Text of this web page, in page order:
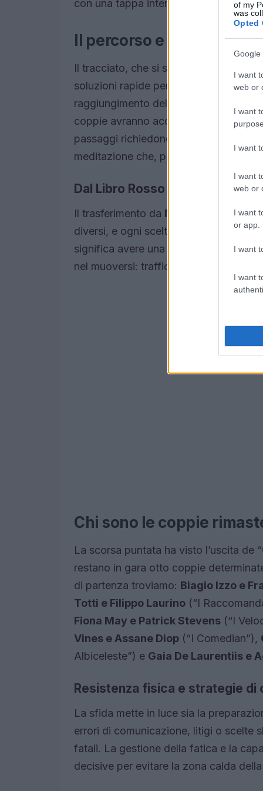
of my
was
Opted
Google
I want
web or
I want
I want
I want
web or
I want
or app.
I want
I want
con una tappa intermedia a
Surakarta
Il percorso e le prove
Il tracciato, che si snoda tra strade
soluzioni rapide per muoversi e
raggiungimento del cosiddetto
coppie avranno accesso alla
Prova
passaggi richiedono concentrazione e
meditazione che, paradossalmente,
Dal Libro Rosso alla meta di
Il trasferimento da Madiun
diversi, e ogni scelta logistica può fare
significa avere una sicurezza
nel muoversi: traffico, clima e
Chi sono le coppie
La scorsa puntata ha visto l’uscita de “
restano in gara otto coppie
di partenza troviamo: Biagio Izzo e
Totti e Filippo Laurino (“I
Fiona May e Patrick Stevens (“I
Vines e Assane Diop (“I Comedian”),
Albiceleste”) e Gaia De Laurentiis e
Resistenza fisica e strategie di
La sfida mette in luce sia la
errori di comunicazione, litigi o scelte
fatali. La gestione della fatica e la
decisive per evitare la zona calda